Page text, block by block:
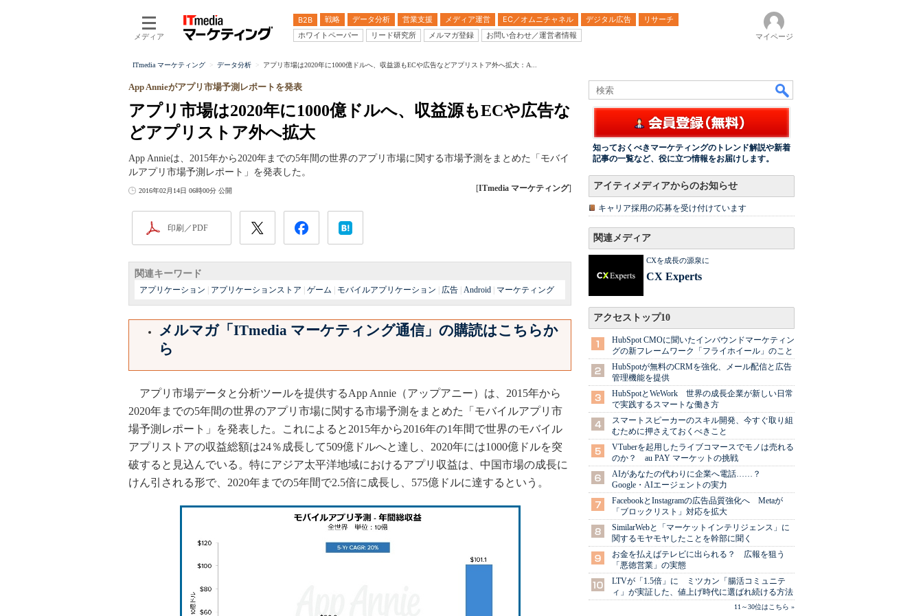
メディア
B2B 戦略 データ分析 営業支援 メディア運営 EC／オムニチャネル デジタル広告
リサーチ
ホワイトペーパー
リード研究所 メルマガ登録 お問い合わせ／運営者情報 マイページ
ITmedia マーケティング データ分析 アプリ市場は2020年に1000億ドルへ、収益源もECや広告などアプリストア外へ拡大：A...
アプリ市場は2020年に1000億ドルへ、収益源もECや広告な
どアプリストア外へ拡大
App Annieがアプリ市場予測レポートを発表
App Annieは、2015年から2020年までの5年間の世界のアプリ市場に関する市場予測をまとめた「モバイ
ルアプリ市場予測レポート」を発表した。
2016年02月14日 06時00分 公開 [ITmedia マーケティング]
印刷／PDF
関連キーワード
アプリケーション アプリケーションストア ゲーム モバイルアプリケーション 広告 Android マーケティング
メルマガ「ITmedia マーケティング通信」の購読はこちらか
ら
アプリ市場データと分析ツールを提供するApp Annie（アップアニー）は、2015年から
2020年までの5年間の世界のアプリ市場に関する市場予測をまとめた「モバイルアプリ市
場予測レポート」を発表した。これによると2015年から2016年の1年間で世界のモバイル
アプリストアの収益総額は24％成長して509億ドルへと達し、2020年には1000億ドルを突
破すると見込んでいる。特にアジア太平洋地域におけるアプリ収益は、中国市場の成長に
けん引される形で、2020年までの5年間で2.5倍に成長し、575億ドルに達するという。
知っておくべきマーケティングのトレンド解説や新着
記事の一覧など、役に立つ情報をお届けします。
アイティメディアからのお知らせ
キャリア採用の応募を受け付けています
関連メディア
CXを成長の源泉に
CX Experts
アクセストップ10
HubSpot CMOに聞いたインバウンドマーケティン
グの新フレームワーク「フライホイール」のこと
HubSpotが無料のCRMを強化、メール配信と広告
管理機能を提供
HubSpotとWeWork 世界の成長企業が新しい日常
で実践するスマートな働き方
スマートスピーカーのスキル開発、今すぐ取り組
むために押さえておくべきこと
VTuberを起用したライブコマースでモノは売れる
のか？ au PAY マーケットの挑戦
AIがあなたの代わりに企業へ電話……？
Google・AIエージェントの実力
FacebookとInstagramの広告品質強化へ Metaが
「ブロックリスト」対応を拡大
SimilarWebと「マーケットインテリジェンス」に
関するモヤモヤしたことを幹部に聞く
お金を払えばテレビに出られる？ 広報を狙う
「悪徳営業」の実態
LTVが「1.5倍」に ミツカン「腸活コミュニテ
ィ」が実証した、値上げ時代に選ばれ続ける方法
11～30位はこちら »